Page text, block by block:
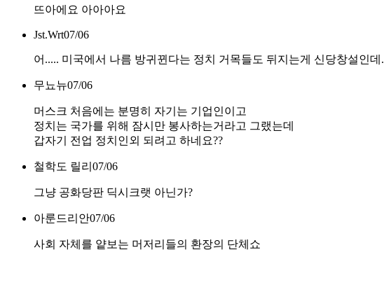
뜨아에요 아아아요
Jst.Wrt07/06
어..... 미국에서 나름 방귀뀐다는 정치 거목들도 뒤지는게 신당창설인데.
무뇨뉴07/06
머스크 처음에는 분명히 자기는 기업인이고
정치는 국가를 위해 잠시만 봉사하는거라고 그랬는데
갑자기 전업 정치인외 되려고 하네요??
철학도 릴리 07/06
그냥 공화당판 딕시크랫 아닌가?
아룬드리안07/06
사회 자체를 얕보는 머저리들의 환장의 단체쇼